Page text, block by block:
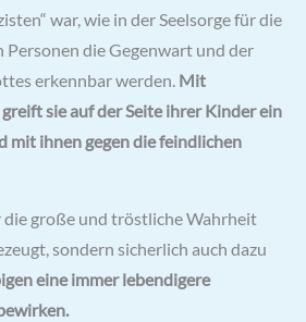
war, wie in der Seelsorge für die
Personen die Gegenwart und der
erkennbar werden. Mit
sie auf der Seite ihrer Kinder ein
mit ihnen gegen die feindlichen
die große und tröstliche Wahrheit
sondern sicherlich auch dazu
eine immer lebendigere